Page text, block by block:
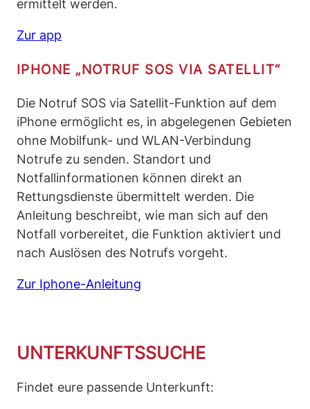
ermittelt werden.
Zur app
IPHONE „NOTRUF SOS VIA SATELLIT“
Die Notruf SOS via Satellit-Funktion auf dem
iPhone ermöglicht es, in abgelegenen Gebieten
ohne Mobilfunk- und WLAN-Verbindung
Notrufe zu senden. Standort und
Notfallinformationen können direkt an
Rettungsdienste übermittelt werden. Die
Anleitung beschreibt, wie man sich auf den
Notfall vorbereitet, die Funktion aktiviert und
nach Auslösen des Notrufs vorgeht.
Zur Iphone-Anleitung
UNTERKUNFTSSUCHE
Findet eure passende Unterkunft: